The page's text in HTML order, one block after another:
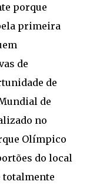
porque
primeira
de
de
de
no
Olímpico
do local
totalmente